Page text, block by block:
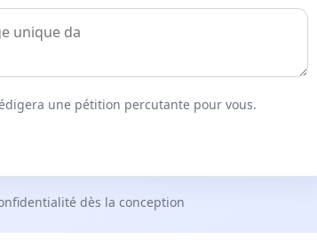
une pétition percutante pour vous.
dès la conception